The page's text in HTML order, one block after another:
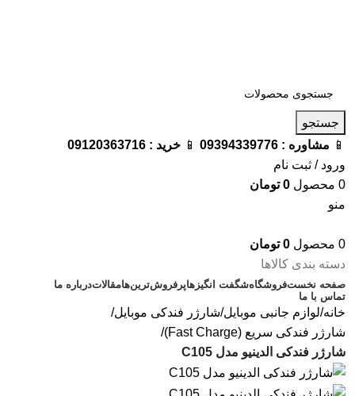
جستجو
📱 مشاوره : 09394339776
📱 خرید : 09120363716
ورود / ثبت نام
0 محصول 0 تومان
منو
0 محصول 0 تومان
دسته بندی کالاها
صفحه نخستفروشگاهشگفت انگیزهاپرفروش‌ترین‌هامقالاتدرباره ما
تماس با ما
خانه لوازم جانبی موبایل شارژر فندکی موبایل
شارژر فندکی سریع (Fast Charge)
شارژر فندکی الدینیو مدل C105